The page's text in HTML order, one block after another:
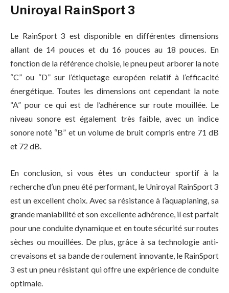
Uniroyal RainSport 3
Le RainSport 3 est disponible en différentes dimensions
allant de 14 pouces et du 16 pouces au 18 pouces. En
fonction de la référence choisie, le pneu peut arborer la note
“C” ou “D” sur l’étiquetage européen relatif à l’efficacité
énergétique. Toutes les dimensions ont cependant la note
“A” pour ce qui est de l’adhérence sur route mouillée. Le
niveau sonore est également très faible, avec un indice
sonore noté “B” et un volume de bruit compris entre 71 dB
et 72 dB.
En conclusion, si vous êtes un conducteur sportif à la
recherche d’un pneu été performant, le Uniroyal RainSport 3
est un excellent choix. Avec sa résistance à l’aquaplaning, sa
grande maniabilité et son excellente adhérence, il est parfait
pour une conduite dynamique et en toute sécurité sur routes
sèches ou mouillées. De plus, grâce à sa technologie anti-
crevaisons et sa bande de roulement innovante, le RainSport
3 est un pneu résistant qui offre une expérience de conduite
optimale.